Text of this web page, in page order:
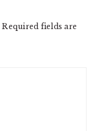
Required fields are